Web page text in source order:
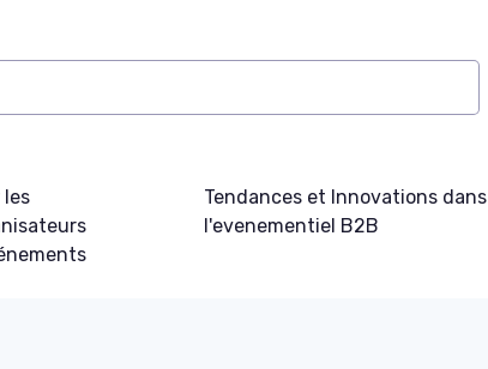
les
Tendances et Innovations dans
l'evenementiel B2B